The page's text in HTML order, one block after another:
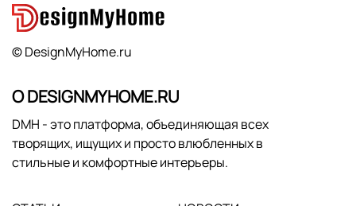
© DesignMyHome.ru
О DESIGNMYHOME.RU
DMH - это платформа, объединяющая всех
творящих, ищущих и просто влюбленных в
стильные и комфортные интерьеры.